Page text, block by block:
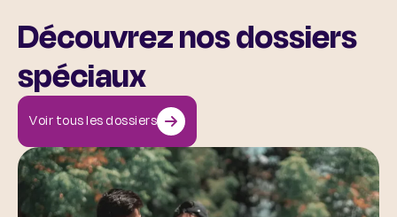
Découvrez nos dossiers
spéciaux
Voir tous les dossiers
Santé mentale et sport